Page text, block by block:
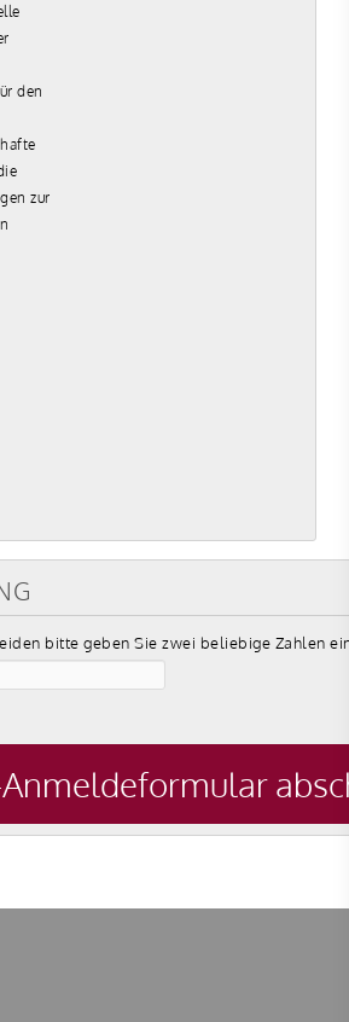
zur
bitte geben Sie zwei beliebige Zahlen